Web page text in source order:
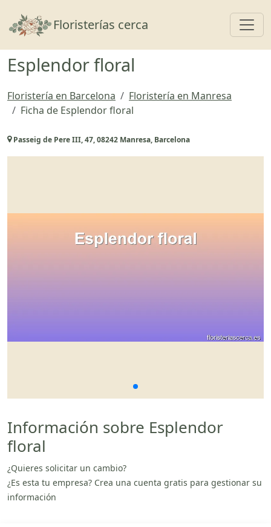
Floristerías cerca
Esplendor floral
Floristería en Barcelona
Floristería en Manresa
Ficha de Esplendor floral
Passeig de Pere III, 47, 08242 Manresa, Barcelona
Información sobre Esplendor
floral
¿Quieres solicitar un cambio?
¿Es esta tu empresa? Crea una cuenta gratis para gestionar su
información